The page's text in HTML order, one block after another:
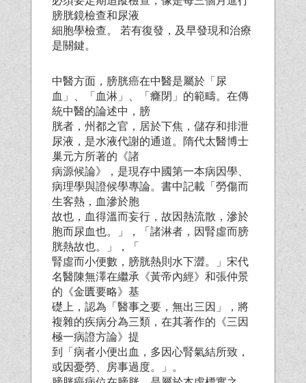
膀胱鏡檢查和尿液
細胞學檢查。 若有復發，及早發現和治療
是關鍵。
中醫方面，膀胱癌在中醫是屬於「尿
血」、「血淋」、「癃閉」的範疇。在傳
統中醫的論述中，膀
胱者，州都之官，居於下焦，儲存和排泄
尿液，是水液代謝的通道。隋代太醫博士
巢元方所著的《諸
病源候論》，是現存中國第一本病因學、
病理學與證候學專論。書中記載「勞傷而
生客熱，血滲於胞
故也，血得溫而妄行，故因熱流散，滲於
胞而尿血也。」，「諸淋者，因腎虛而膀
胱熱故也。」，「
腎虛而小便數，膀胱熱則水下澀。」宋代
名醫陳無澤在繼承《黃帝內經》和張仲景
的《金匱要略》基
礎上，認為「醫事之要，無出三因」，將
複雜的疾病分為三類，在其著作的《三因
極一病證方論》提
到「病者小便出血，多因心腎氣結所致，
或因憂勞、房事過度。」。